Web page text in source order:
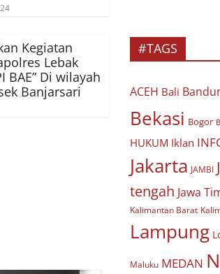
Kegiatan
Lebak
BAE” Di wilayah
Banjarsari
#TAGS
ACEH Bali
Bekasi Bogor
HUKUM Iklan
Jakarta JAMBI
tengah Jawa
Kalimantan Barat
Lampung
Maluku MEDAN